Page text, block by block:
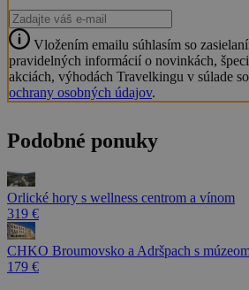
Vložením emailu súhlasím so
pravidelných informácií o novinkách,
akciách, výhodách Travelkingu v súlade so
ochrany osobných údajov.
Podobné ponuky
Orlické hory s wellness centrom a vínom
319 €
CHKO Broumovsko a Adršpach s
179 €